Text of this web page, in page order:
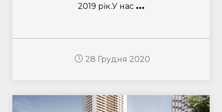
2019 рік.У нас ...
28 Грудня 2020